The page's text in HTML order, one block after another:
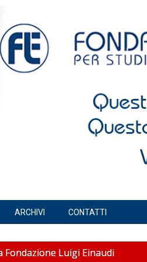
ARCHIVI CONTATTI
Fondazione Luigi Einaudi